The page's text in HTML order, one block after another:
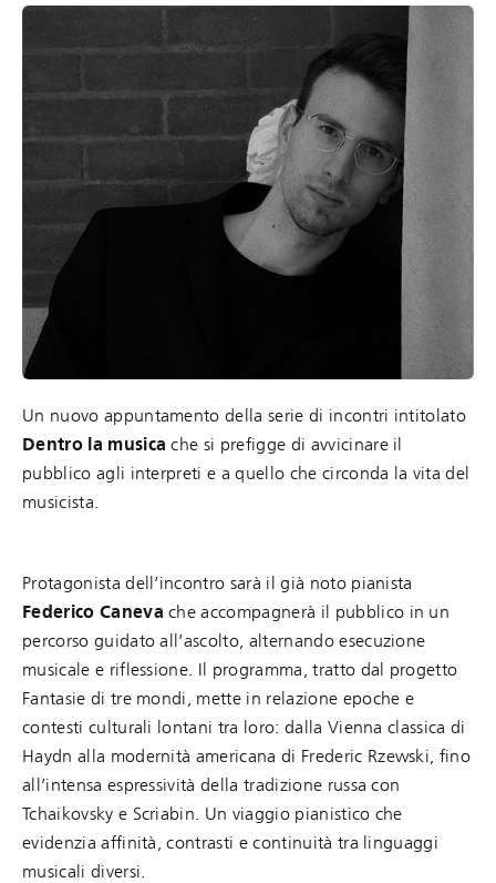
Un nuovo appuntamento della serie di incontri intitolato
Dentro la musica che si prefigge di avvicinare il
pubblico agli interpreti e a quello che circonda la vita del
musicista.
Protagonista dell’incontro sarà il già noto pianista
Federico Caneva che accompagnerà il pubblico in un
percorso guidato all’ascolto, alternando esecuzione
musicale e riflessione. Il programma, tratto dal progetto
Fantasie di tre mondi, mette in relazione epoche e
contesti culturali lontani tra loro: dalla Vienna classica di
Haydn alla modernità americana di Frederic Rzewski, fino
all’intensa espressività della tradizione russa con
Tchaikovsky e Scriabin. Un viaggio pianistico che
evidenzia affinità, contrasti e continuità tra linguaggi
musicali diversi.